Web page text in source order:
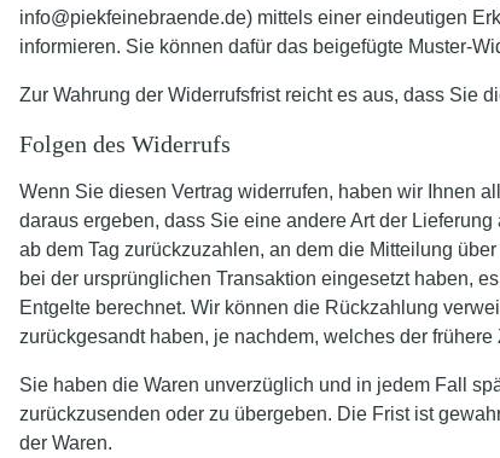
info@piekfeinebraende.de) mittels einer eindeutigen
informieren. Sie können dafür das beigefügte Muster-
Zur Wahrung der Widerrufsfrist reicht es aus, dass Sie
Folgen des Widerrufs
Wenn Sie diesen Vertrag widerrufen, haben wir Ihnen
daraus ergeben, dass Sie eine andere Art der
ab dem Tag zurückzuzahlen, an dem die Mitteilung
bei der ursprünglichen Transaktion eingesetzt haben,
Entgelte berechnet. Wir können die Rückzahlung
zurückgesandt haben, je nachdem, welches der frühere
Sie haben die Waren unverzüglich und in jedem Fall
zurückzusenden oder zu übergeben. Die Frist ist
der Waren.